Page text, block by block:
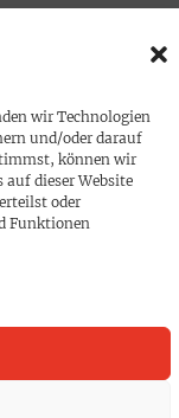
wir Technologien
und/oder darauf
können wir
auf dieser Website
oder
Funktionen